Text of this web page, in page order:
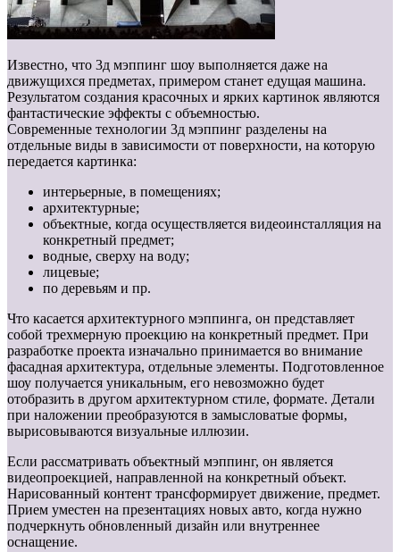
Известно, что 3д мэппинг шоу выполняется даже на
движущихся предметах, примером станет едущая машина.
Результатом создания красочных и ярких картинок являются
фантастические эффекты с объемностью.
Современные технологии 3д мэппинг разделены на
отдельные виды в зависимости от поверхности, на которую
передается картинка:
интерьерные, в помещениях;
архитектурные;
объектные, когда осуществляется видеоинсталляция на
конкретный предмет;
водные, сверху на воду;
лицевые;
по деревьям и пр.
Что касается архитектурного мэппинга, он представляет
собой трехмерную проекцию на конкретный предмет. При
разработке проекта изначально принимается во внимание
фасадная архитектура, отдельные элементы. Подготовленное
шоу получается уникальным, его невозможно будет
отобразить в другом архитектурном стиле, формате. Детали
при наложении преобразуются в замысловатые формы,
вырисовываются визуальные иллюзии.
Если рассматривать объектный мэппинг, он является
видеопроекцией, направленной на конкретный объект.
Нарисованный контент трансформирует движение, предмет.
Прием уместен на презентациях новых авто, когда нужно
подчеркнуть обновленный дизайн или внутреннее
оснащение.